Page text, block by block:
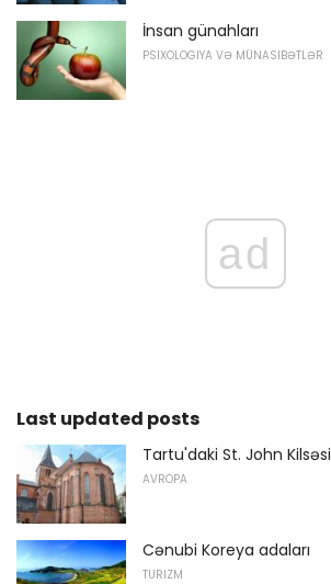
İnsan günahları
PSIXOLOGIYA VƏ MÜNASIBƏTLƏR
ad
Last updated posts
Tartu'daki St. John Kilsəsi
AVROPA
Cənubi Koreya adaları
TURIZM